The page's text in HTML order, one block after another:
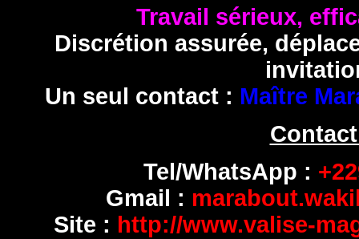
Travail sérieux,
Discrétion assurée,
Un seul contact : Maître
Tel/WhatsApp :
Gmail :
Site : http://www.valise-